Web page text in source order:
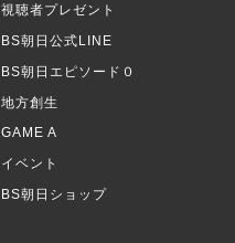
視聴者プレゼント
BS朝日公式LINE
BS朝日エピソード０
地方創生
GAME A
イベント
BS朝日ショップ